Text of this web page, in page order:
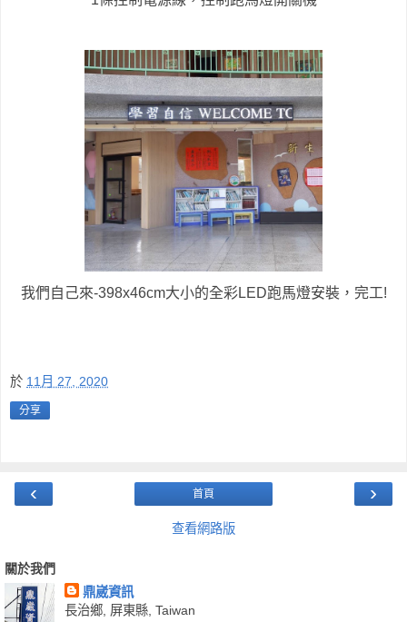
我們自己來-398x46cm大小的全彩LED跑馬燈安裝，完工!
於 11月 27, 2020
分享
‹ ›
首頁
查看網路版
關於我們
鼎崴資訊
長治鄉, 屏東縣, Taiwan